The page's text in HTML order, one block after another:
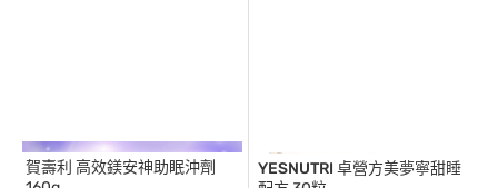
賀壽利 高效鎂安神助眠沖劑
YESNUTRI 卓營方美夢寧甜睡